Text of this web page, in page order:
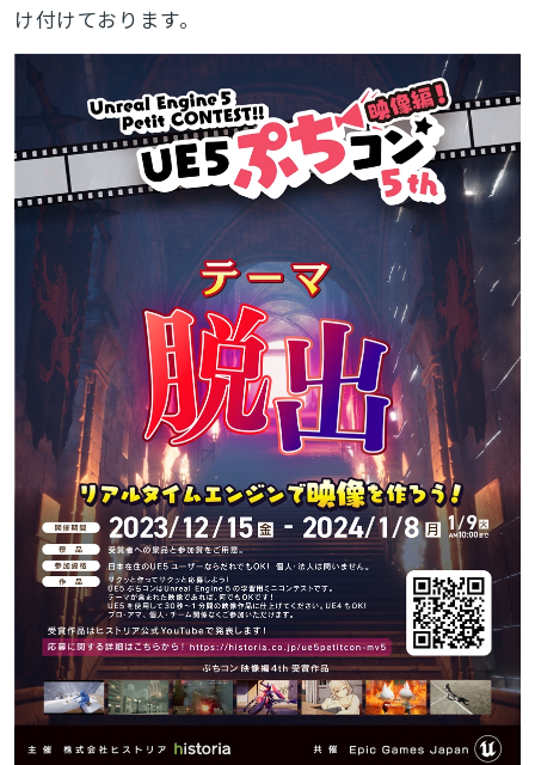
け付けております。